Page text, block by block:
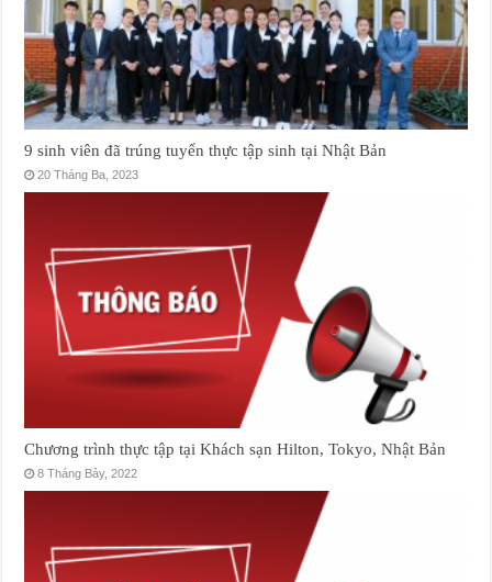
9 sinh viên đã trúng tuyển thực tập sinh tại Nhật Bản
20 Tháng Ba, 2023
Chương trình thực tập tại Khách sạn Hilton, Tokyo, Nhật Bản
8 Tháng Bảy, 2022